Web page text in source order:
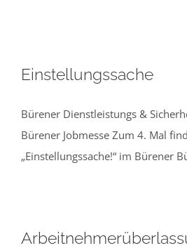
Einstellungssache
Bürener Dienstleistungs &
Bürener Jobmesse Zum 4. Mal
„Einstellungssache!“ im Bürener